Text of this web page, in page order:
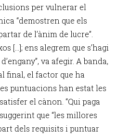
per vulnerar el
“demostren que els
de l’ànim de lucre”.
[...]; ens alegrem que s’hagi
va afegir. A banda,
final, el factor que ha
puntuacions han estat les
el cànon. “Qui paga
que “les millores
dels requisits i puntuar